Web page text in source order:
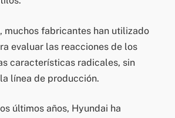
muchos fabricantes han utilizado
evaluar las reacciones de los
características radicales, sin
línea de producción.
últimos años, Hyundai ha